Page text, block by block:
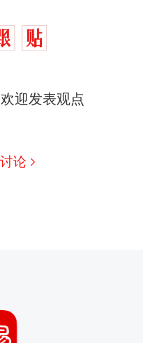
迎发表观点
论